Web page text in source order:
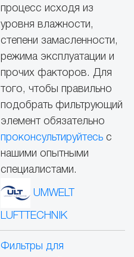
процесс исходя из
уровня влажности,
степени замасленности,
режима эксплуатации и
прочих факторов. Для
того, чтобы правильно
подобрать фильтрующий
элемент обязательно
проконсультируйтесь с
нашими опытными
специалистами.
UMWELT
LUFTTECHNIK
Фильтры для